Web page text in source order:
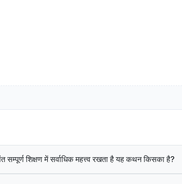
सम्पूर्ण शिक्षण में सर्वाधिक महत्त्व रखता है यह कथन किसका है?